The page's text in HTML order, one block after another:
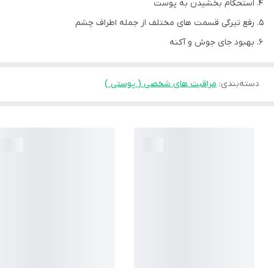
استحکام بخشیدن به پوست
رفع تیرگی قسمت های مختلف از جمله اطراف چشم
بهبود جای جوش و آکنه
دسته‌بندی: مراقبت های شخصی ( پوستی )